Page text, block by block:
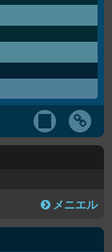
メニエル